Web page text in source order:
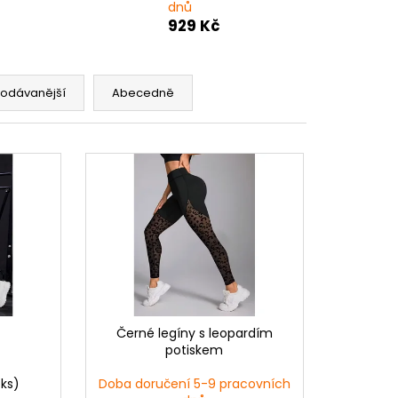
dnů
929 Kč
Abecedně
Černé legíny s leopardím
potiskem
Doba doručení 5-9 pracovních
S KVĚTINOVÝM
MODRÉ